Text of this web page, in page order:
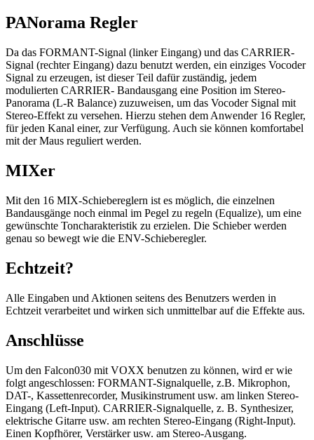
PANorama Regler
Da das FORMANT-Signal (linker Eingang) und das CARRIER-
Signal (rechter Eingang) dazu benutzt werden, ein einziges Vocoder
Signal zu erzeugen, ist dieser Teil dafür zuständig, jedem
modulierten CARRIER- Bandausgang eine Position im Stereo-
Panorama (L-R Balance) zuzuweisen, um das Vocoder Signal mit
Stereo-Effekt zu versehen. Hierzu stehen dem Anwender 16 Regler,
für jeden Kanal einer, zur Verfügung. Auch sie können komfortabel
mit der Maus reguliert werden.
MIXer
Mit den 16 MIX-Schiebereglern ist es möglich, die einzelnen
Bandausgänge noch einmal im Pegel zu regeln (Equalize), um eine
gewünschte Toncharakteristik zu erzielen. Die Schieber werden
genau so bewegt wie die ENV-Schieberegler.
Echtzeit?
Alle Eingaben und Aktionen seitens des Benutzers werden in
Echtzeit verarbeitet und wirken sich unmittelbar auf die Effekte aus.
Anschlüsse
Um den Falcon030 mit VOXX benutzen zu können, wird er wie
folgt angeschlossen: FORMANT-Signalquelle, z.B. Mikrophon,
DAT-, Kassettenrecorder, Musikinstrument usw. am linken Stereo-
Eingang (Left-Input). CARRIER-Signalquelle, z. B. Synthesizer,
elektrische Gitarre usw. am rechten Stereo-Eingang (Right-Input).
Einen Kopfhörer, Verstärker usw. am Stereo-Ausgang.